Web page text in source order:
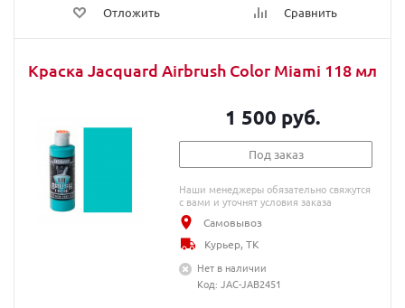
Отложить Сравнить
Краска Jacquard Airbrush Color Miami 118 мл
1 500 руб.
Под заказ
Наши менеджеры обязательно свяжутся
с вами и уточнят условия заказа
Самовывоз
Курьер, ТК
Нет в наличии
Код: JAC-JAB2451